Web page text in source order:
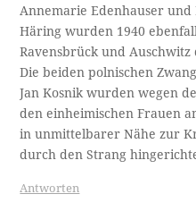
Annemarie Edenhauser und
Häring wurden 1940
Ravensbrück und
Die beiden polnischen
Jan Kosnik wurden wegen
den einheimischen Frauen
in unmittelbarer Nähe zur
durch den Strang
Antworten